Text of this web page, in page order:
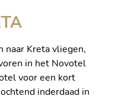
naar Kreta vliegen,
in het Novotel
voor een kort
inderdaad in